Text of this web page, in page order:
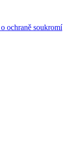
ochraně soukromí